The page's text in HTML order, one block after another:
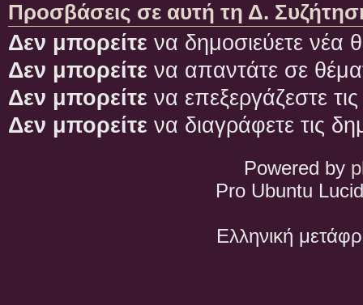
Προσβάσεις σε αυτή τη Δ.
Δεν μπορείτε να δημοσιεύετε νέα
Δεν μπορείτε να απαντάτε σε
Δεν μπορείτε να επεξεργάζεστε
Δεν μπορείτε να διαγράφετε τις
Powered by
Pro Ubuntu
Ελληνική